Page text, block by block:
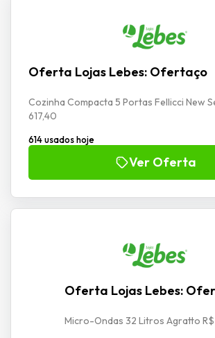
Oferta Lojas Lebes: Ofertaço
Cozinha Compacta 5 Portas Fellicci New
617,40
614 usados hoje
Ver Oferta
Oferta Lojas Lebes:
Micro-Ondas 32 Litros Agratto